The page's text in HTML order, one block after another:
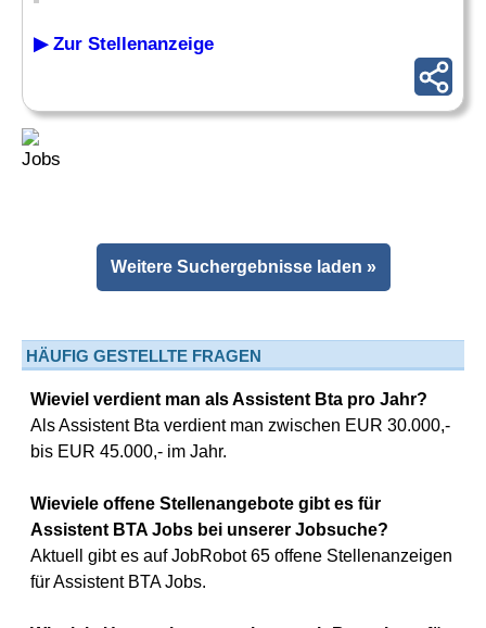
▶ Zur Stellenanzeige
Weitere Suchergebnisse laden »
HÄUFIG GESTELLTE FRAGEN
Wieviel verdient man als Assistent Bta pro Jahr?
Als Assistent Bta verdient man zwischen EUR 30.000,-
bis EUR 45.000,- im Jahr.
Wieviele offene Stellenangebote gibt es für
Assistent BTA Jobs bei unserer Jobsuche?
Aktuell gibt es auf JobRobot 65 offene Stellenanzeigen
für Assistent BTA Jobs.